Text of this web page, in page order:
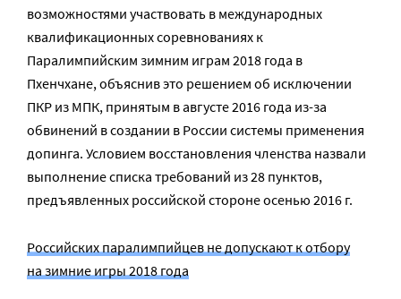
возможностями участвовать в международных
квалификационных соревнованиях к
Паралимпийским зимним играм 2018 года в
Пхенчхане, объяснив это решением об исключении
ПКР из МПК, принятым в августе 2016 года из-за
обвинений в создании в России системы применения
допинга. Условием восстановления членства назвали
выполнение списка требований из 28 пунктов,
предъявленных российской стороне осенью 2016 г.
Российских паралимпийцев не допускают к отбору
на зимние игры 2018 года